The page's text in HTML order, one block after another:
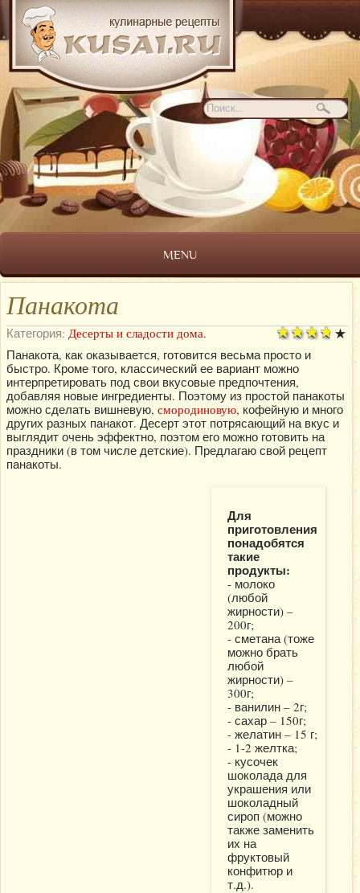
MENU
Панакота
Категория: Десерты и сладости дома.
Панакота, как оказывается, готовится весьма просто и
быстро. Кроме того, классический ее вариант можно
интерпретировать под свои вкусовые предпочтения,
добавляя новые ингредиенты. Поэтому из простой панакоты
можно сделать вишневую, смородиновую, кофейную и много
других разных панакот. Десерт этот потрясающий на вкус и
выглядит очень эффектно, поэтом его можно готовить на
праздники (в том числе детские). Предлагаю свой рецепт
панакоты.
Для
приготовления
понадобятся
такие
продукты:
- молоко
(любой
жирности) –
200г;
- сметана (тоже
можно брать
любой
жирности) –
300г;
- ванилин – 2г;
- сахар – 150г;
- желатин – 15 г;
- 1-2 желтка;
- кусочек
шоколада для
украшения или
шоколадный
сироп (можно
также заменить
их на
фруктовый
конфитюр и
т.д.).